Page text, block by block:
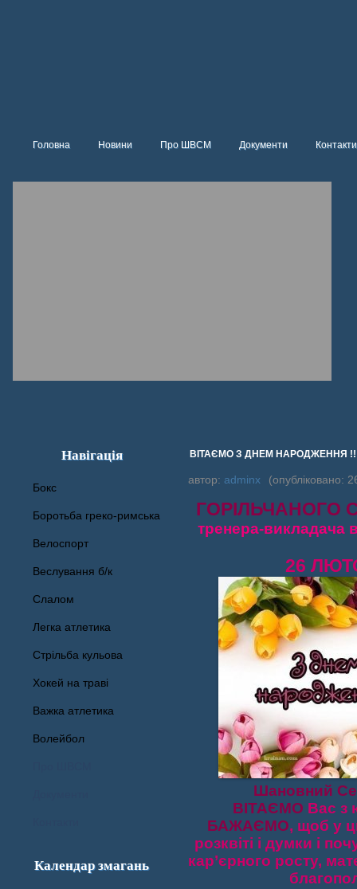
Головна Новини Про ШВСМ Документи Контакти
Навігація
Бокс
Боротьба греко-римська
Велоспорт
Веслування б/к
Cлалом
Легка атлетика
Стрільба кульова
Хокей на траві
Важка атлетика
Волейбол
Календар змагань
ВІТАЄМО З ДНЕМ НАРОДЖЕННЯ
автор: adminx (опубліковано:
ГОРІЛЬЧАНОГО
тренера-викладача
26
Шановний
ВІТАЄМО Вас з
БАЖАЄМО, щоб у
розквіті і думки і
кар’єрного росту,